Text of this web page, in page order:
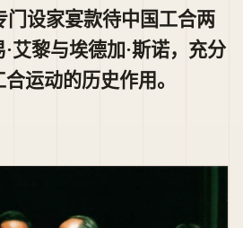
门设家宴款待中国工合两
艾黎与埃德加·斯诺，充分
运动的历史作用。